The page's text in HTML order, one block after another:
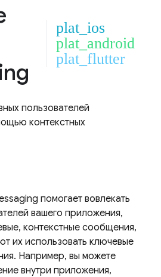
plat_ios
plat_android
plat_flutter
пользователей
контекстных
помогает вовлекать
вашего приложения,
контекстные сообщения,
их использовать ключевые
Например, вы можете
внутри приложения,